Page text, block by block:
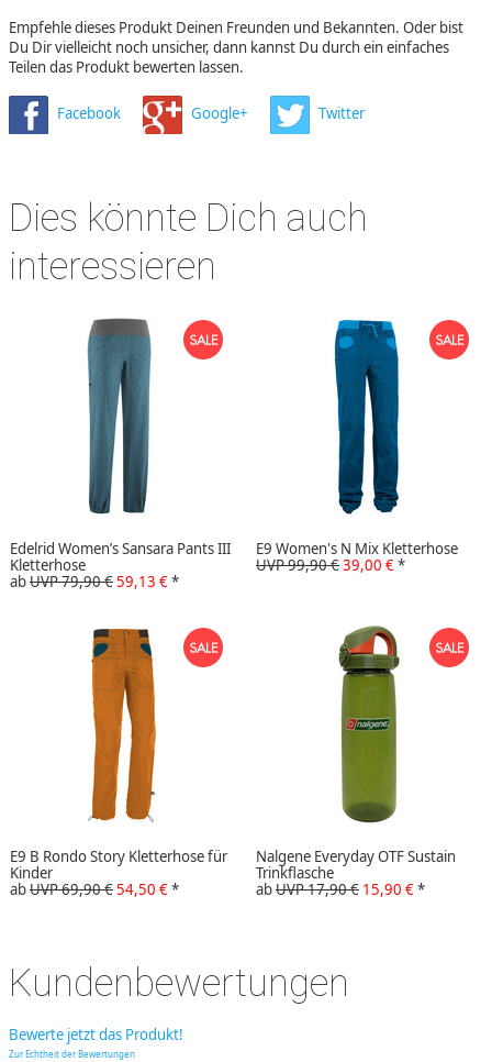
Empfehle dieses Produkt Deinen Freunden und Bekannten. Oder bist
Du Dir vielleicht noch unsicher, dann kannst Du durch ein einfaches
Teilen das Produkt bewerten lassen.
Facebook Google+ Twitter
Dies könnte Dich auch
interessieren
Edelrid Women’s Sansara Pants III
Kletterhose
abUVP 79,90 €59,13 €*
E9 Women's N Mix Kletterhose
UVP 99,90 €39,00 €*
E9 B Rondo Story Kletterhose für
Kinder
abUVP 69,90 €54,50 €*
Nalgene Everyday OTF Sustain
Trinkflasche
abUVP 17,90 € 15,90 €*
Kundenbewertungen
Bewerte jetzt das Produkt!
Zur Echtheit der Bewertungen